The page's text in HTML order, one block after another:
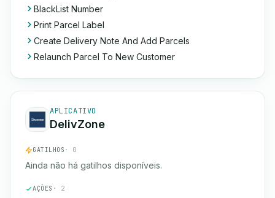
BlackList Number
Print Parcel Label
Create Delivery Note And Add Parcels
Relaunch Parcel To New Customer
APLICATIVO
DelivZone
GATILHOS · 0
Ainda não há gatilhos disponíveis.
AÇÕES · 2